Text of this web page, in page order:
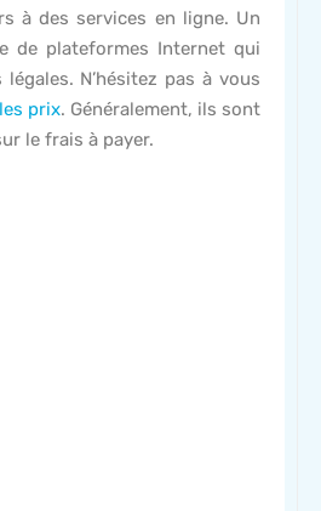
à des services en ligne. Un
de plateformes Internet qui
N’hésitez pas à vous
prix. Généralement, ils sont
le frais à payer.